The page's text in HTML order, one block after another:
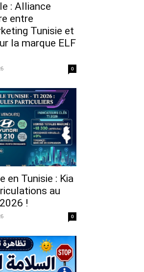
: Alliance
entre
Tunisie et
la marque ELF
0
en Tunisie : Kia
au
!
0